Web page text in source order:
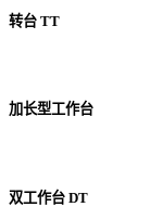
转台 TT
加长型工作台
双工作台 DT